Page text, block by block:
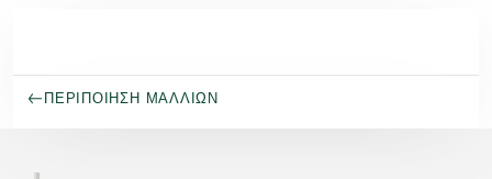
ΠΕΡΙΠΟΊΗΣΗ ΜΑΛΛΙΏΝ